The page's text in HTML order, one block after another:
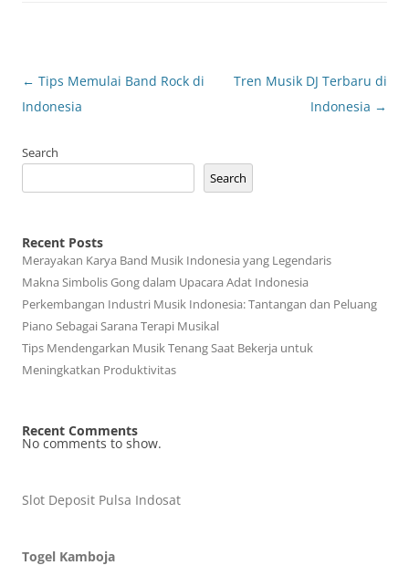
Post
navigation
← Tips Memulai Band Rock di
Indonesia
Tren Musik DJ Terbaru di
Indonesia →
Search
Search
Recent Posts
Merayakan Karya Band Musik Indonesia yang Legendaris
Makna Simbolis Gong dalam Upacara Adat Indonesia
Perkembangan Industri Musik Indonesia: Tantangan dan Peluang
Piano Sebagai Sarana Terapi Musikal
Tips Mendengarkan Musik Tenang Saat Bekerja untuk
Meningkatkan Produktivitas
Recent Comments
No comments to show.
Slot Deposit Pulsa Indosat
Togel Kamboja